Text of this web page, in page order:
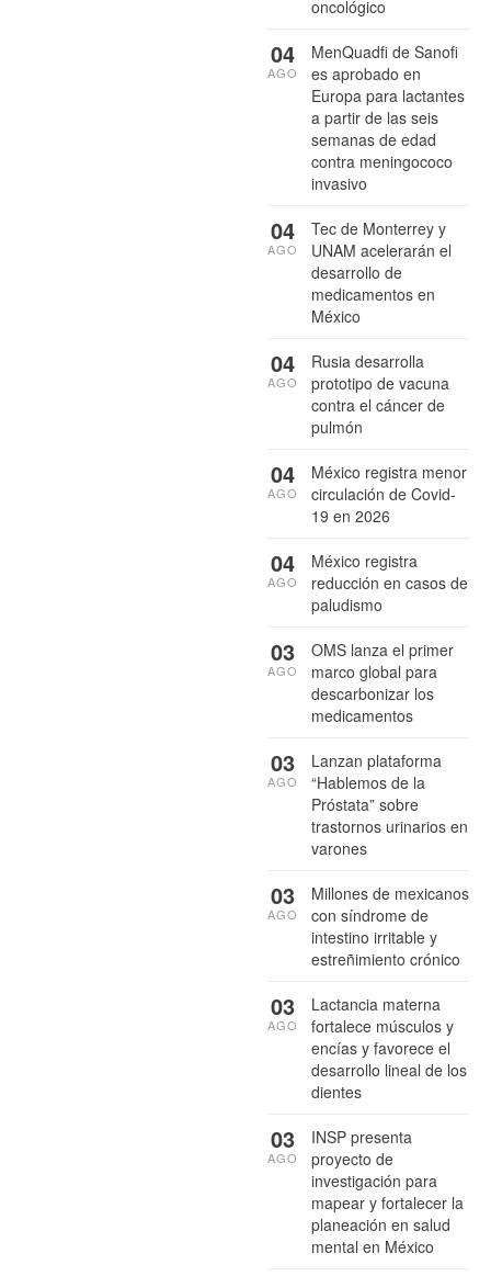
oncológico
MenQuadfi de Sanofi
es aprobado en
Europa para lactantes
a partir de las seis
semanas de edad
contra meningococo
invasivo
04
AGO
Tec de Monterrey y
UNAM acelerarán el
desarrollo de
medicamentos en
México
04
AGO
Rusia desarrolla
prototipo de vacuna
contra el cáncer de
pulmón
04
AGO
México registra menor
circulación de Covid-
19 en 2026
04
AGO
México registra
reducción en casos de
paludismo
04
AGO
OMS lanza el primer
marco global para
descarbonizar los
medicamentos
03
AGO
Lanzan plataforma
“Hablemos de la
Próstata” sobre
trastornos urinarios en
varones
03
AGO
Millones de mexicanos
con síndrome de
intestino irritable y
estreñimiento crónico
03
AGO
Lactancia materna
fortalece músculos y
encías y favorece el
desarrollo lineal de los
dientes
03
AGO
INSP presenta
proyecto de
investigación para
mapear y fortalecer la
planeación en salud
mental en México
03
AGO